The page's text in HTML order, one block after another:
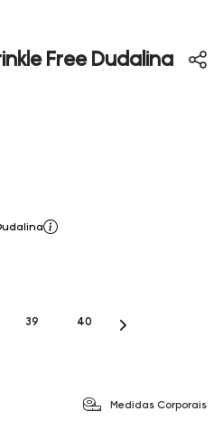
Free Dudalina
39 40
Medidas Corporais